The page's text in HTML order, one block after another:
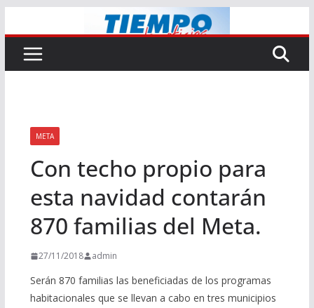
al
contenido
META
Con techo propio para
esta navidad contarán
870 familias del Meta.
27/11/2018 admin
Serán 870 familias las beneficiadas de los programas
habitacionales que se llevan a cabo en tres municipios